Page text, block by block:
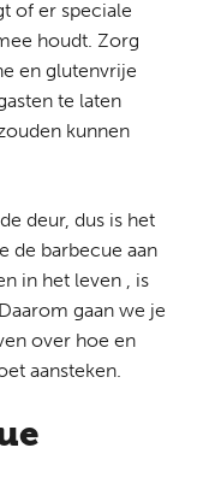
of er speciale
houdt. Zorg
en glutenvrije
te laten
kunnen
deur, dus is het
de barbecue aan
in het leven , is
gaan we je
over hoe en
aansteken.